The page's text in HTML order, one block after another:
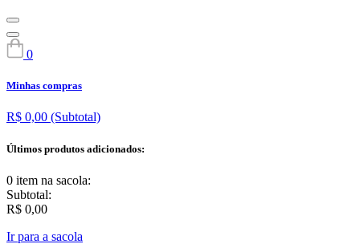
0
Minhas compras
R$ 0,00 (Subtotal)
Últimos produtos adicionados:
0 item na sacola:
Subtotal:
R$ 0,00
Ir para a sacola